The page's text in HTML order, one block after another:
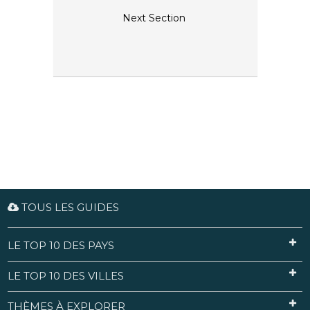
Next Section
TOUS LES GUIDES
LE TOP 10 DES PAYS
LE TOP 10 DES VILLES
THÈMES À EXPLORER